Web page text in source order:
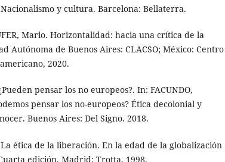
y cultura. Barcelona: Bellaterra.
Mario. Horizontalidad: hacia una crítica de la
Autónoma de Buenos Aires: CLACSO; México: Centro
2020.
pensar los no europeos?. In: FACUNDO,
pensar los no-europeos? Ética decolonial y
Buenos Aires: Del Signo. 2018.
ética de la liberación. En la edad de la globalización
edición. Madrid: Trotta, 1998.